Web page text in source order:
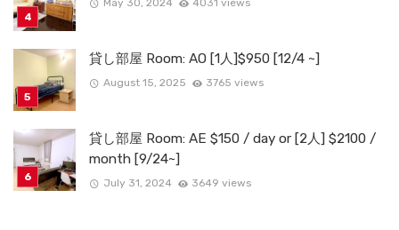
May 30, 2024 4031 views
貸し部屋 Room: AO [1人]$950 [12/4 ~]
August 15, 2025 3765 views
貸し部屋 Room: AE $150 / day or [2人] $2100 /
month [9/24~]
July 31, 2024 3649 views